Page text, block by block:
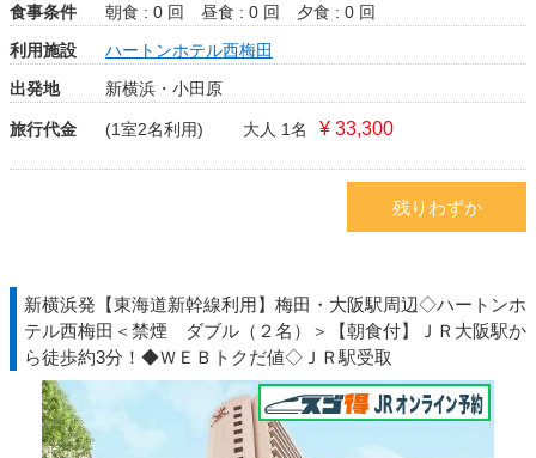
食事条件
朝食 : 0 回 昼食 : 0 回
夕食 : 0 回
利用施設
ハートンホテル西梅田
出発地
新横浜・小田原
旅行代金 (1室2名利用) 大人 1名 ¥ 33,300
残りわずか
新横浜発【東海道新幹線利用】梅田・大阪駅周辺◇ハートンホ
テル西梅田＜禁煙 ダブル（２名）＞【朝食付】ＪＲ大阪駅か
ら徒歩約3分！◆ＷＥＢトクだ値◇ＪＲ駅受取